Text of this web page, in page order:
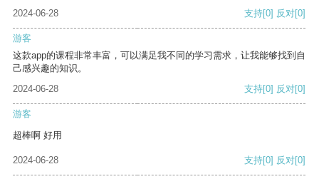
2024-06-28 支持[0] 反对[0]
游客
这款app的课程非常丰富，可以满足我不同的学习需求，让我能够找到自
己感兴趣的知识。
2024-06-28
支持[0] 反对[0]
游客
超棒啊 好用
2024-06-28 支持[0] 反对[0]